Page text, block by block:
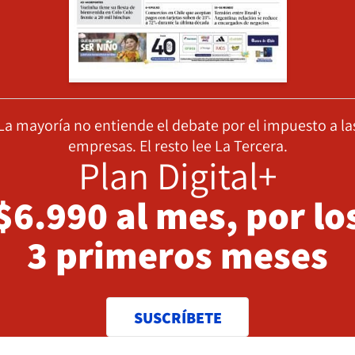
mayoría no entiende el debate por el impuesto a
empresas. El resto lee La Tercera.
Plan Digital+
al mes, por
3 primeros meses
SUSCRÍBETE